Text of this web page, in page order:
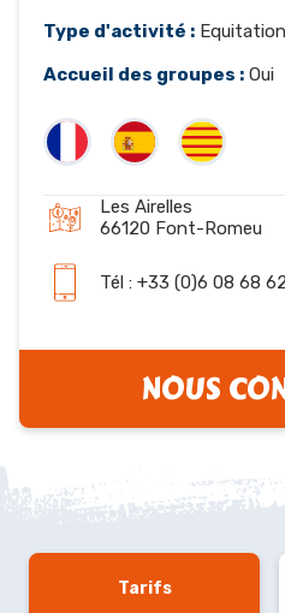
Type d'activité :
Accueil des groupes : Oui
Les Airelles
66120 Font-Romeu
Tél : +33 (0)6 08 68
NOUS
Tarifs